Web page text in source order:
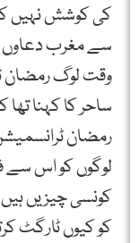
کی کوشش نہیں
سے مغرب دعاوں
وقت لوگ رمضان
ساحر کا کہنا
رمضان
لوگوں کو اس سے
کونسی چیزیں
کو کیوں ٹارگٹ